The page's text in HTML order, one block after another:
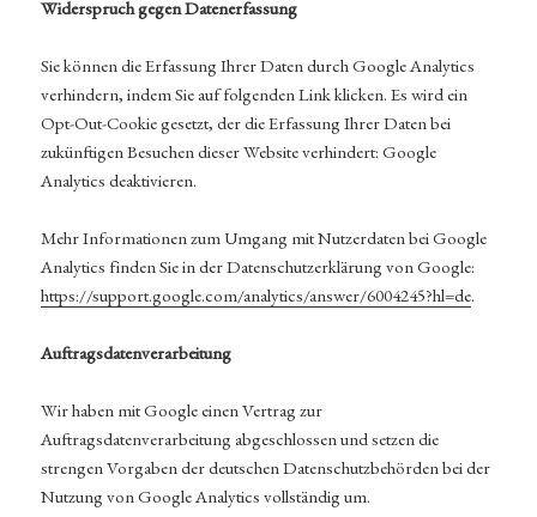
Widerspruch gegen Datenerfassung
Sie können die Erfassung Ihrer Daten durch Google Analytics
verhindern, indem Sie auf folgenden Link klicken. Es wird ein
Opt-Out-Cookie gesetzt, der die Erfassung Ihrer Daten bei
zukünftigen Besuchen dieser Website verhindert: Google
Analytics deaktivieren.
Mehr Informationen zum Umgang mit Nutzerdaten bei Google
Analytics finden Sie in der Datenschutzerklärung von Google:
https://support.google.com/analytics/answer/6004245?hl=de.
Auftragsdatenverarbeitung
Wir haben mit Google einen Vertrag zur
Auftragsdatenverarbeitung abgeschlossen und setzen die
strengen Vorgaben der deutschen Datenschutzbehörden bei der
Nutzung von Google Analytics vollständig um.